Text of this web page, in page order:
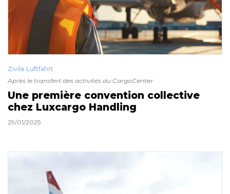
Zivile Luftfahrt
Après le transfert des activités du CargoCenter
Une première convention collective
chez Luxcargo Handling
29/01/2025